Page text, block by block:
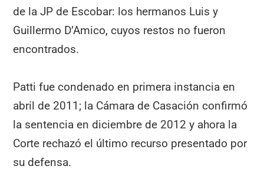
de la JP de Escobar: los hermanos Luis y
Guillermo D’Amico, cuyos restos no fueron
encontrados.
Patti fue condenado en primera instancia en
abril de 2011; la Cámara de Casación confirmó
la sentencia en diciembre de 2012 y ahora la
Corte rechazó el último recurso presentado por
su defensa.